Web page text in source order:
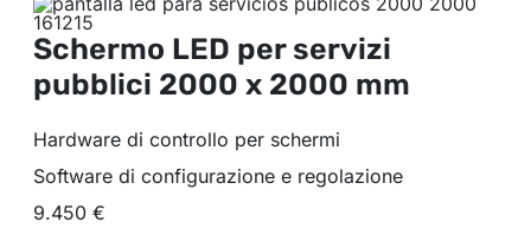
Schermo LED per servizi
pubblici 2000 x 2000 mm
Hardware di controllo per schermi
Software di configurazione e regolazione
9.450 €